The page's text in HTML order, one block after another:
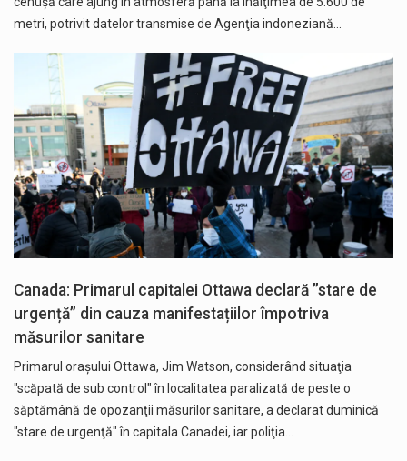
metri, potrivit datelor transmise de Agenţia indoneziană…
Canada: Primarul capitalei Ottawa declară ”stare de
urgență” din cauza manifestațiilor împotriva
măsurilor sanitare
Primarul oraşului Ottawa, Jim Watson, considerând situaţia
"scăpată de sub control" în localitatea paralizată de peste o
săptămână de opozanţii măsurilor sanitare, a declarat duminică
"stare de urgenţă" în capitala Canadei, iar poliţia…